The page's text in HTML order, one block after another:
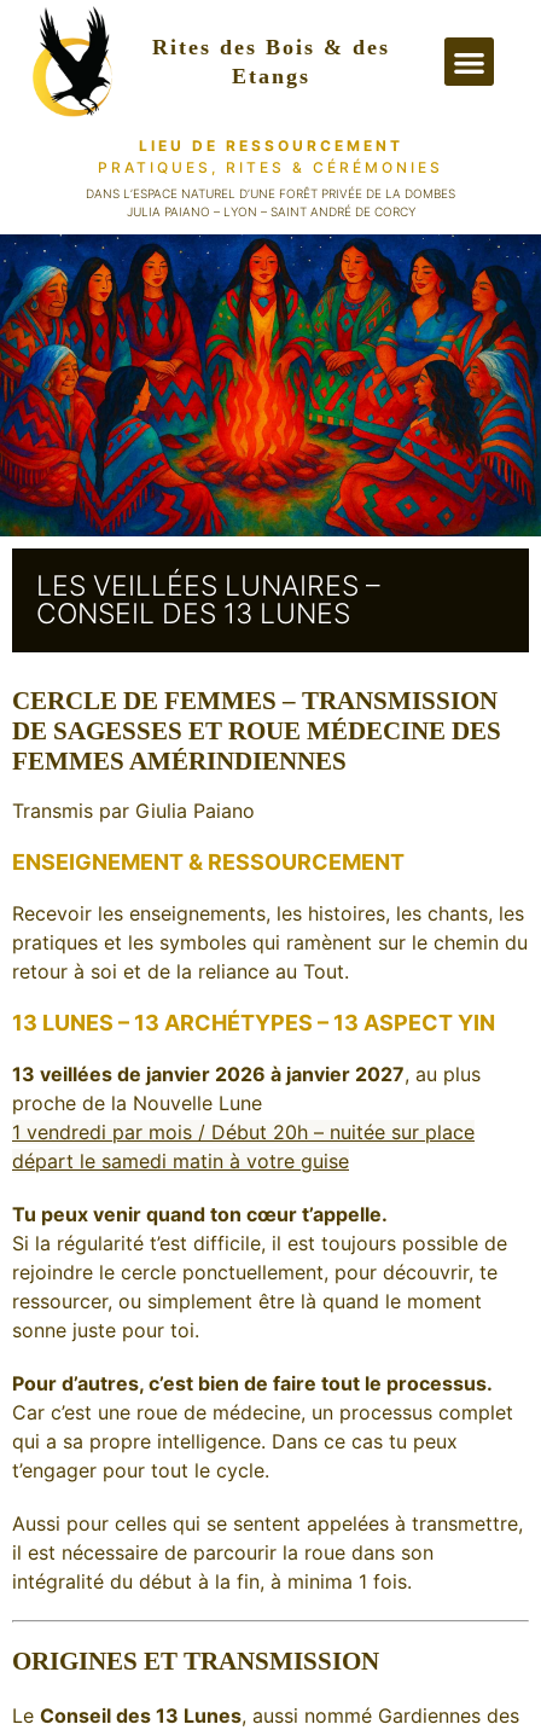
Rites des Bois & des
Etangs
LIEU DE RESSOURCEMENT
PRATIQUES, RITES & CÉRÉMONIES
DANS L’ESPACE NATUREL D’UNE FORÊT PRIVÉE DE LA DOMBES
JULIA PAIANO – LYON – SAINT ANDRÉ DE CORCY
LES VEILLÉES LUNAIRES –
CONSEIL DES 13 LUNES
CERCLE DE FEMMES – TRANSMISSION
DE SAGESSES ET ROUE MÉDECINE DES
FEMMES AMÉRINDIENNES
Transmis par Giulia Paiano
ENSEIGNEMENT & RESSOURCEMENT
Recevoir les enseignements, les histoires, les chants, les
pratiques et les symboles qui ramènent sur le chemin du
retour à soi et de la reliance au Tout.
13 LUNES – 13 ARCHÉTYPES – 13 ASPECT YIN
13 veillées de janvier 2026 à janvier 2027, au plus
proche de la Nouvelle Lune
1 vendredi par mois / Début 20h – nuitée sur place
départ le samedi matin à votre guise
Tu peux venir quand ton cœur t’appelle.
Si la régularité t’est difficile, il est toujours possible de
rejoindre le cercle ponctuellement, pour découvrir, te
ressourcer, ou simplement être là quand le moment
sonne juste pour toi.
Pour d’autres, c’est bien de faire tout le processus.
Car c’est une roue de médecine, un processus complet
qui a sa propre intelligence. Dans ce cas tu peux
t’engager pour tout le cycle.
Aussi pour celles qui se sentent appelées à transmettre,
il est nécessaire de parcourir la roue dans son
intégralité du début à la fin, à minima 1 fois.
ORIGINES ET TRANSMISSION
Le Conseil des 13 Lunes, aussi nommé Gardiennes des